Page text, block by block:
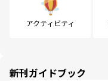
アクティビティ
新刊ガイドブック